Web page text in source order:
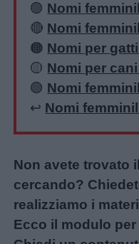
🟣 Nomi
🔴 Nomi
🟠 Nomi per
🟡 Nomi per
🟢 Nomi
↩️ Nomi
Non avete trovato
cercando?
realizziamo i
Ecco il modulo